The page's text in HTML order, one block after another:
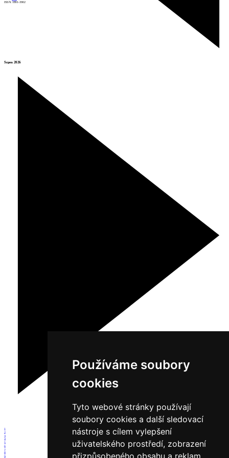
Používáme soubory
cookies
Tyto webové stránky používají
soubory cookies a další sledovací
nástroje s cílem vylepšení
uživatelského prostředí, zobrazení
přizpůsobeného obsahu a reklam,
Srpen 2026
1
2
3
4
5
6
7
8
9
ISSN: 1801-3902